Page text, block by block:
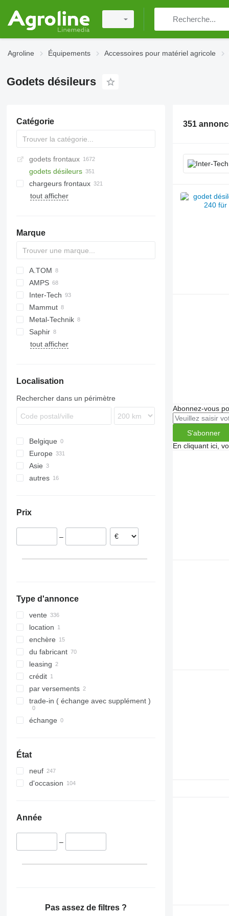
Agroline Équipements Accessoires pour matériel agricole
Godets désileurs
Catégorie
godets frontaux
godets désileurs
chargeurs frontaux
tout afficher
Marque
A.TOM
AMPS
AZ
CK
Scorpion
Inter-Tech
437
Mammut
Metal-Technik
Saphir
L-series
tout afficher
Localisation
Rechercher dans un périmètre
Belgique
Europe
Allemagne
Norvège
Roumanie
Asie
Turquie
autres
Prix
–
Type d'annonce
vente
location
enchère
du fabricant
leasing
crédit
par versements
trade-in ( échange avec supplément )
échange
État
neuf
d'occasion
Année
–
Pas assez de filtres ?
351
Abonnez-vous
S'abonner
En cliquant ici,